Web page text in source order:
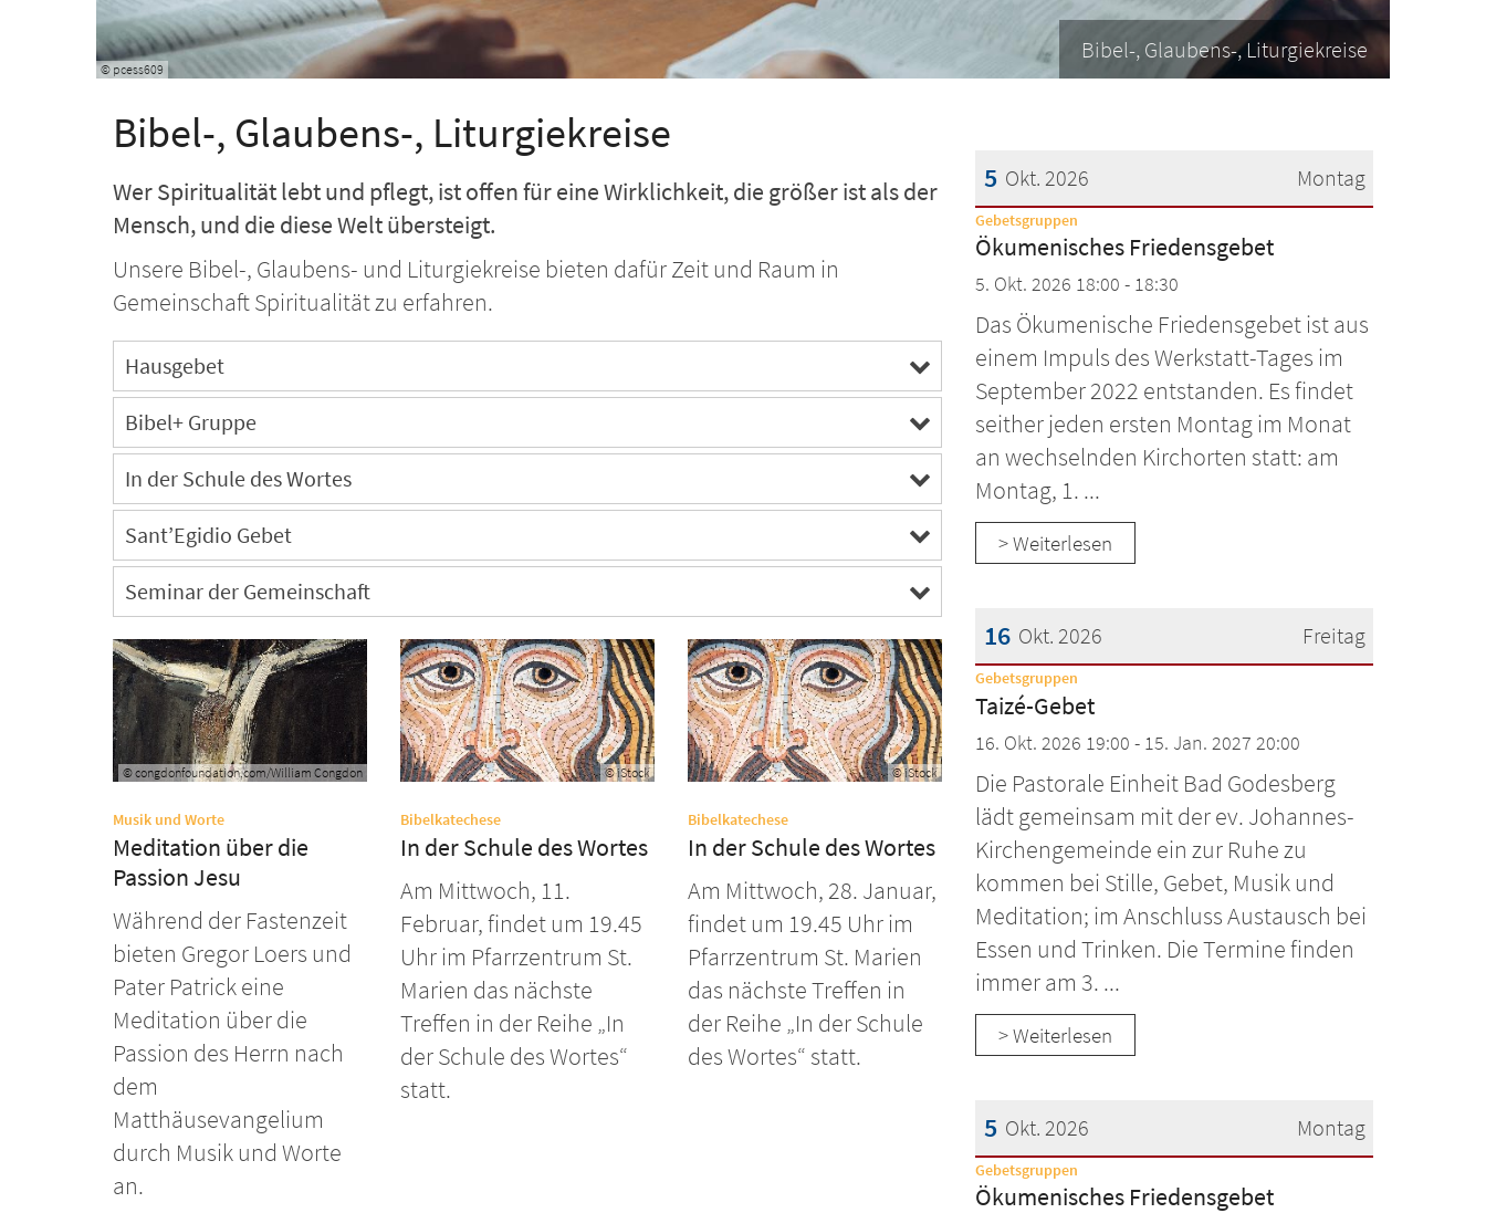
© pcess609
Bibel-, Glaubens-, Liturgiekreise
Bibel-, Glaubens-, Liturgiekreise
Wer Spiritualität lebt und pflegt, ist offen für eine Wirklichkeit, die größer ist als der
Mensch, und die diese Welt übersteigt.
Unsere Bibel-, Glaubens- und Liturgiekreise bieten dafür Zeit und Raum in
Gemeinschaft Spiritualität zu erfahren.
Hausgebet
Bibel+ Gruppe
In der Schule des Wortes
Sant’Egidio Gebet
Seminar der Gemeinschaft
© congdonfoundation.com/William Congdon
Musik und Worte:
Meditation über die
Passion Jesu
Während der Fastenzeit
bieten Gregor Loers und
Pater Patrick eine
Meditation über die
Passion des Herrn nach
dem
Matthäusevangelium
durch Musik und Worte
an.
© iStock
Bibelkatechese:
In der Schule des Wortes
Am Mittwoch, 11.
Februar, findet um 19.45
Uhr im Pfarrzentrum St.
Marien das nächste
Treffen in der Reihe „In
der Schule des Wortes“
statt.
© iStock
Bibelkatechese:
In der Schule des Wortes
Am Mittwoch, 28. Januar,
findet um 19.45 Uhr im
Pfarrzentrum St. Marien
das nächste Treffen in
der Reihe „In der Schule
des Wortes“ statt.
Montag
5 Okt. 2026
Datum: 5. Oktober 2026
Gebetsgruppen
Ökumenisches Friedensgebet
5. Okt. 2026 18:00 - 18:30
Das Ökumenische Friedensgebet ist aus
einem Impuls des Werkstatt-Tages im
September 2022 entstanden. Es findet
seither jeden ersten Montag im Monat
an wechselnden Kirchorten statt: am
Montag, 1. ...
> Weiterlesen
Freitag
16 Okt. 2026
Datum: 16. Oktober 2026
Gebetsgruppen
Taizé-Gebet
16. Okt. 2026 19:00 - 15. Jan. 2027 20:00
Die Pastorale Einheit Bad Godesberg
lädt gemeinsam mit der ev. Johannes-
Kirchengemeinde ein zur Ruhe zu
kommen bei Stille, Gebet, Musik und
Meditation; im Anschluss Austausch bei
Essen und Trinken. Die Termine finden
immer am 3. ...
> Weiterlesen
Montag
5 Okt. 2026
Datum: 5. Oktober 2026
Gebetsgruppen
Ökumenisches Friedensgebet